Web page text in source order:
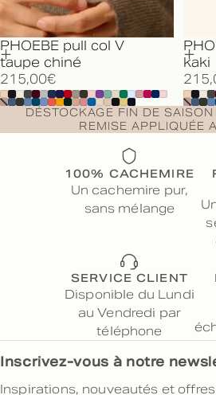
PHOEBE pull col V
taupe chiné
215,00€
kaki
DÉSTOCKAGE FIN DE
REMISE APPLIQUÉE
100% CACHEMIRE
Un cachemire pur,
sans mélange
SERVICE CLIENT
Disponible du Lundi
au Vendredi par
téléphone
Inscrivez-vous à notre
Inspirations, nouveautés et